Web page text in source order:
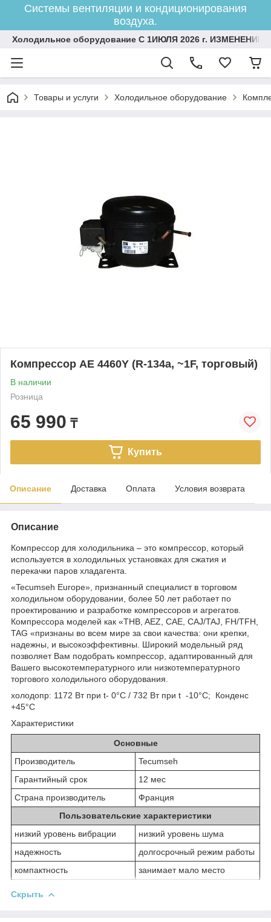
Системы вентиляции и кондиционирования
воздуха.
Холодильное оборудование С 1ИЮЛЯ 2026 г.
Товары и услуги Холодильное оборудование
Компрессор AE 4460Y (R-134a, ~1F, торговый)
В наличии
Розница
65 990 ₸
Купить
Описание Доставка Оплата Условия возврата
Описание
Компрессор для холодильника – это компрессор, который
используется в холодильных установках для сжатия и
перекачки паров хладагента.
«Tecumseh Europe», признанный специалист в торговом
холодильном оборудовании, более 50 лет работает по
проектированию и разработке компрессоров и агрегатов.
Компрессора моделей как «THB, AEZ, CAE, CAJ/TAJ, FH/TFH,
TAG «признаны во всем мире за свои качества: они крепки,
надежны, и высокоэффективны. Широкий модельный ряд
позволяет Вам подобрать компрессор, адаптированный для
Вашего высокотемпературного или низкотемпературного
торгового холодильного оборудования.
холодопр: 1172 Вт при t- 0°C / 732 Вт при t -10°C; Конденс
+45°C
Характеристики
Основные
Производитель
Tecumseh
Гарантийный срок
12 мес
Страна производитель
Франция
Пользовательские характеристики
низкий уровень вибрации
низкий уровень шума
надежность
долгосрочный режим работы
компактность
занимает мало место
Скрыть